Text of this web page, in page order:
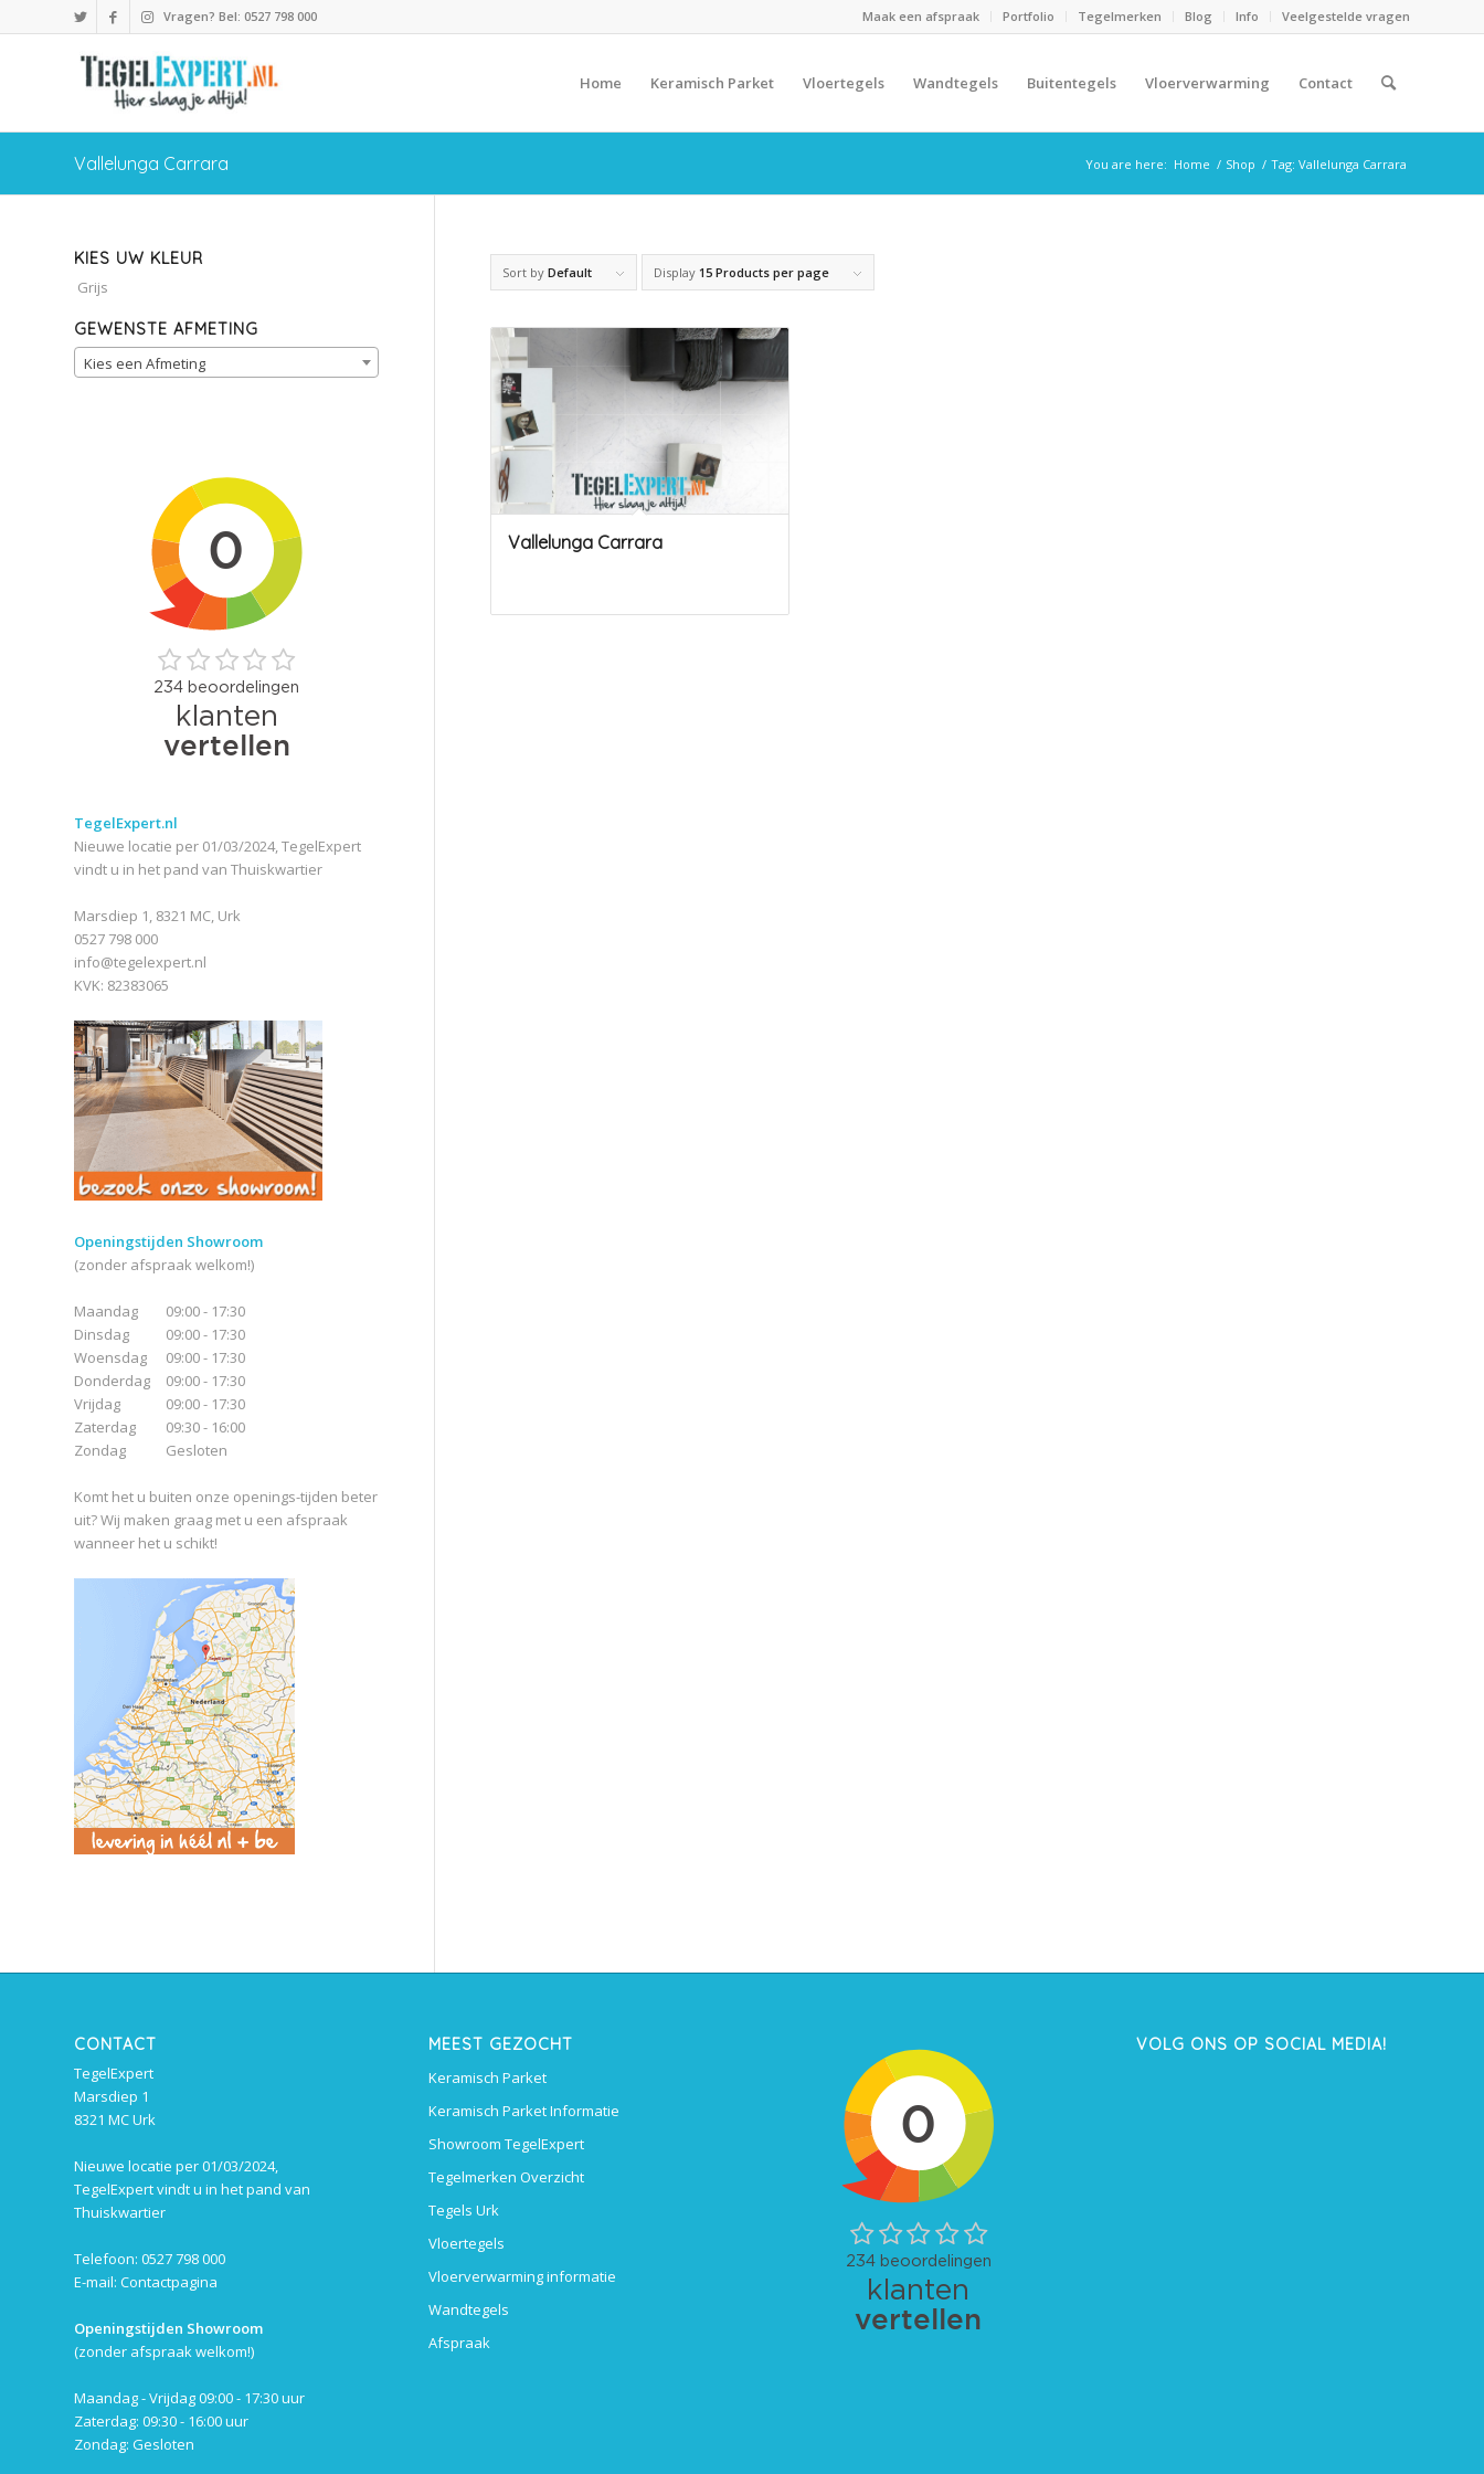
Maak een afspraak Portfolio Tegelmerken Blog Info Veelgestelde vragen
Vragen? Bel: 0527 798 000
Home Keramisch Parket Vloertegels Wandtegels Buitentegels Vloerverwarming Contact
Vallelunga Carrara You are here: Home / Shop / Tag: Vallelunga Carrara
Sort by Default Display 15 Products per page
Vallelunga Carrara
KIES UW KLEUR
Grijs
GEWENSTE AFMETING
Kies een Afmeting
TegelExpert.nl
Nieuwe locatie per 01/03/2024, TegelExpert
vindt u in het pand van Thuiskwartier
Marsdiep 1, 8321 MC, Urk
0527 798 000
info@tegelexpert.nl
KVK: 82383065
Openingstijden Showroom
(zonder afspraak welkom!)
Maandag
Dinsdag
Woensdag
Donderdag
Vrijdag
Zaterdag
Zondag
09:00 - 17:30
09:00 - 17:30
09:00 - 17:30
09:00 - 17:30
09:00 - 17:30
09:30 - 16:00
Gesloten
Komt het u buiten onze openings-tijden beter
uit? Wij maken graag met u een afspraak
wanneer het u schikt!
CONTACT
TegelExpert
Marsdiep 1
8321 MC Urk
Nieuwe locatie per 01/03/2024,
TegelExpert vindt u in het pand van
Thuiskwartier
Telefoon: 0527 798 000
E-mail: Contactpagina
Openingstijden Showroom
(zonder afspraak welkom!)
Maandag - Vrijdag 09:00 - 17:30 uur
Zaterdag: 09:30 - 16:00 uur
Zondag: Gesloten
MEEST GEZOCHT
Keramisch Parket
Keramisch Parket Informatie
Showroom TegelExpert
Tegelmerken Overzicht
Tegels Urk
Vloertegels
Vloerverwarming informatie
Wandtegels
Afspraak
VOLG ONS OP SOCIAL MEDIA!